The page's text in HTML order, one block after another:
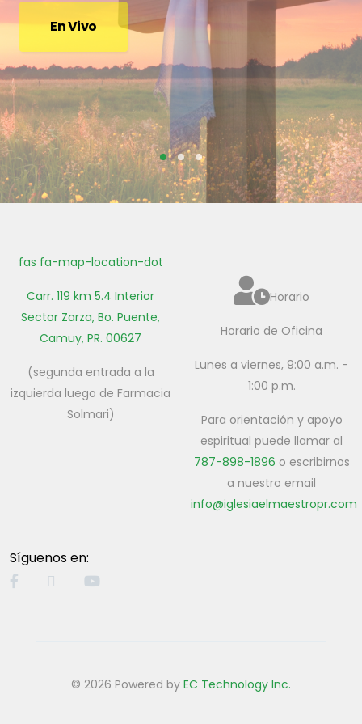
En Vivo
fas fa-map-location-dot
Carr. 119 km 5.4 Interior
Sector Zarza, Bo. Puente,
Camuy, PR. 00627
(segunda entrada a la
izquierda luego de Farmacia
Solmari)
Horario
Horario de Oficina
Lunes a viernes, 9:00 a.m. -
1:00 p.m.
Para orientación y apoyo
espiritual puede llamar al
787-898-1896 o escribirnos
a nuestro email
info@iglesiaelmaestropr.com
Síguenos en:
© 2026 Powered by EC Technology Inc.